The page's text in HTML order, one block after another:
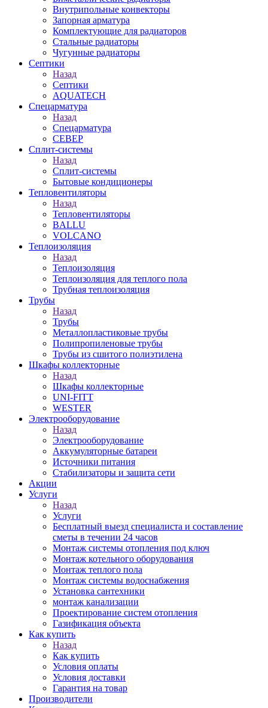
Внутрипольные конвекторы
Запорная арматура
Комплектующие для радиаторов
Стальные радиаторы
Чугунные радиаторы
Септики
Назад
Септики
AQUATECH
Спецарматура
Назад
Спецарматура
СЕВЕР
Сплит-системы
Назад
Сплит-системы
Бытовые кондиционеры
Тепловентиляторы
Назад
Тепловентиляторы
BALLU
VOLCANO
Теплоизоляция
Назад
Теплоизоляция
Теплоизоляция для теплого пола
Трубная теплоизоляция
Трубы
Назад
Трубы
Металлопластиковые трубы
Полипропиленовые трубы
Трубы из сшитого полиэтилена
Шкафы коллекторные
Назад
Шкафы коллекторные
UNI-FITT
WESTER
Электрооборудование
Назад
Электрооборудование
Аккумуляторные батареи
Источники питания
Стабилизаторы и защита сети
Акции
Услуги
Назад
Услуги
Бесплатный выезд специалиста и составление
сметы в течении 24 часов
Монтаж системы отопления под ключ
Монтаж котельного оборудования
Монтаж теплого пола
Монтаж системы водоснабжения
Установка сантехники
монтаж канализации
Проектирование систем отопления
Газификация объекта
Как купить
Назад
Как купить
Условия оплаты
Условия доставки
Гарантия на товар
Производители